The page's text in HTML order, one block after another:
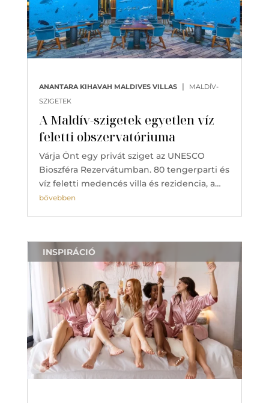
A Maldív-szigetek egyetlen víz
feletti obszervatóriuma
ANANTARA KIHAVAH MALDIVES VILLAS |
MALDÍV-
SZIGETEK
Várja Önt egy privát sziget az UNESCO
Bioszféra Rezervátumban. 80 tengerparti és
víz feletti medencés villa és rezidencia, a…
bővebben
INSPIRÁCIÓ